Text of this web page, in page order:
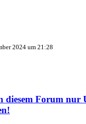
2024 um 21:28
diesem Forum nur